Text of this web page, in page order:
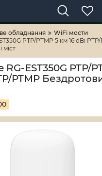
Тільки високі технології!
обладнання
WiFi мости
PTP/PTMP 5 км 16 dBi
міст
RG-EST350G PTP/
PTMP